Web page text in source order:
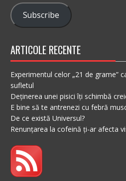
Subscribe
ARTICOLE RECENTE
Experimentul celor „21 de grame”
sufletul
Deținerea unei pisici îți schimbă
E bine să te antrenezi cu febră
De ce există Universul?
Renunțarea la cofeină ți-ar afecta